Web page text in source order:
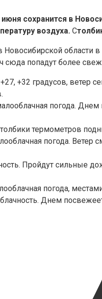
сохранится в
воздуха. С
области
попадут более
+32 градусов,
погода.
термометров
погода.
Пройдут сильные
погода,
Днем